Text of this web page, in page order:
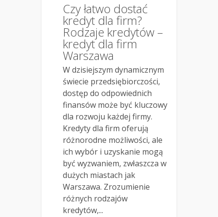
Czy łatwo dostać
kredyt dla firm?
Rodzaje kredytów –
kredyt dla firm
Warszawa
W dzisiejszym dynamicznym
świecie przedsiębiorczości,
dostęp do odpowiednich
finansów może być kluczowy
dla rozwoju każdej firmy.
Kredyty dla firm oferują
różnorodne możliwości, ale
ich wybór i uzyskanie mogą
być wyzwaniem, zwłaszcza w
dużych miastach jak
Warszawa. Zrozumienie
różnych rodzajów
kredytów,...